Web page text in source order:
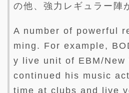
の他、強力レギュラー陣
A number of powerful
ming. For example,
y live unit of EBM/New
continued his music
time at clubs and live